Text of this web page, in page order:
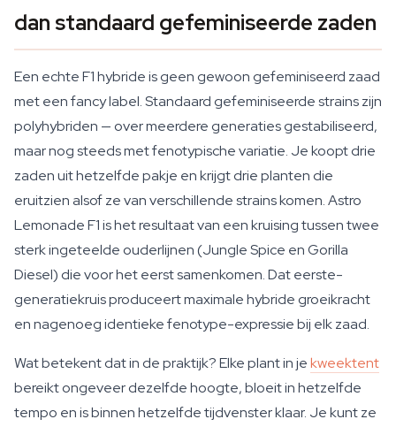
dan standaard gefeminiseerde zaden
Een echte F1 hybride is geen gewoon gefeminiseerd zaad
met een fancy label. Standaard gefeminiseerde strains zijn
polyhybriden — over meerdere generaties gestabiliseerd,
maar nog steeds met fenotypische variatie. Je koopt drie
zaden uit hetzelfde pakje en krijgt drie planten die
eruitzien alsof ze van verschillende strains komen. Astro
Lemonade F1 is het resultaat van een kruising tussen twee
sterk ingeteelde ouderlijnen (Jungle Spice en Gorilla
Diesel) die voor het eerst samenkomen. Dat eerste-
generatiekruis produceert maximale hybride groeikracht
en nagenoeg identieke fenotype-expressie bij elk zaad.
Wat betekent dat in de praktijk? Elke plant in jekweektent
bereikt ongeveer dezelfde hoogte, bloeit in hetzelfde
tempo en is binnen hetzelfde tijdvenster klaar. Je kunt ze